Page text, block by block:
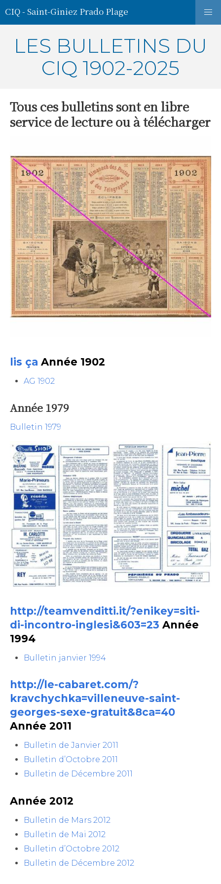
CIQ - Saint-Giniez Prado Plage
LES BULLETINS DU
CIQ 1902-2025
Tous ces bulletins sont en libre
service de lecture ou à télécharger
lis ça Année 1902
AG 1902
Année 1979
Bulletin 1979
http://teamvenditti.it/?enikey=siti-
di-incontro-inglesi&603=23 Année
1994
Bulletin janvier 1994
http://le-cabaret.com/?
kravchychka=villeneuve-saint-
georges-sexe-gratuit&8ca=40
Année 2011
Bulletin de Janvier 2011
Bulletin d’Octobre 2011
Bulletin de Décembre 2011
Année 2012
Bulletin de Mars 2012
Bulletin de Mai 2012
Bulletin d’Octobre 2012
Bulletin de Décembre 2012